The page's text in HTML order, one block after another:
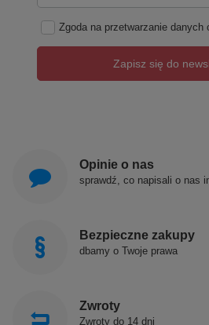
Zgoda na przetwarzanie danych
Zapisz się do
Opinie o nas
sprawdź, co napisali o nas
Bezpieczne zakupy
dbamy o Twoje prawa
Zwroty
Zwroty do 14 dni